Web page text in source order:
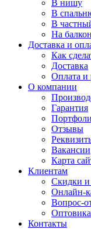
В нишу
В
В
На балкон
Доставка и
Как
Доставка
Оплата и
О компании
Гарантия
Отзывы
Вакансии
Карта
Клиентам
Скидки и
Онлайн-
Вопрос-
Контакты